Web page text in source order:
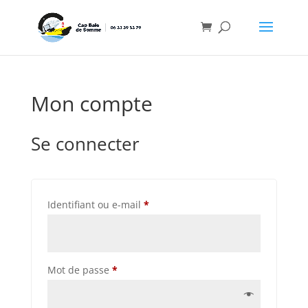
Mon compte
Se connecter
Identifiant ou e-mail *Obligatoire
Mot de passe *Obligatoire